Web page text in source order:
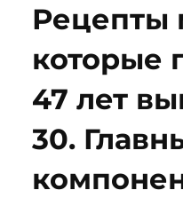
Рецепты
которые
47 лет
30.